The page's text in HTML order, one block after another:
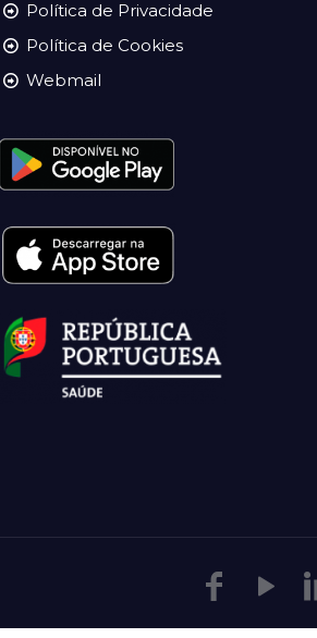
Política de Privacidade
Política de Cookies
Webmail